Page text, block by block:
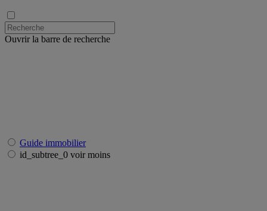
Ouvrir la barre de recherche
Guide immobilier
id_subtree_0 voir moins